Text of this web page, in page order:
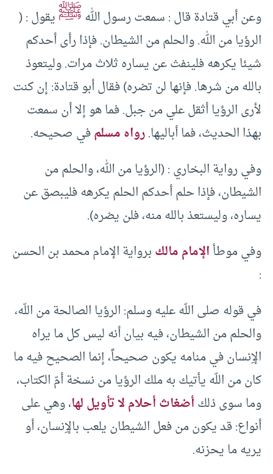
وعن أبي قتادة قال : سمعت رسول اللهﷺيقول : (
الرؤيا من الله. والحلم من الشيطان. فإذا رأى أحدكم
شيئا يكرهه فلينفث عن يساره ثلاث مرات. وليتعوذ
بالله من شرها. فإنها لن تضره) فقال أبو قتادة: إن كنت
لأرى الرؤيا أثقل علي من جبل. فما هو إلا أن سمعت
بهذا الحديث، فما أباليها.رواه مسلمفي صحيحه.
وفي رواية البخاري : (الرؤيا من الله، والحلم من
الشيطان، فإذا حلم أحدكم الحلم يكرهه فليبصق عن
يساره، وليستعذ بالله منه، فلن يضره).
وفي موطأالإمام مالكبرواية الإمام محمد بن الحسن
:
في قوله صلى اللّه عليه وسلم: الرؤيا الصالحة من اللّه،
والحلم من الشيطان، فيه بيان أنه ليس كل ما يراه
الإِنسان في منامه يكون صحيحاً، إنما الصحيح فيه ما
كان من اللّه يأتيك به ملك الرؤيا من نسخة أمّ الكتاب،
وما سوى ذلكأضغاث أحلام لا تأويل لها، وهي على
أنواع: قد يكون من فعل الشيطان يلعب بالإِنسان، أو
يريه ما يحزنه.